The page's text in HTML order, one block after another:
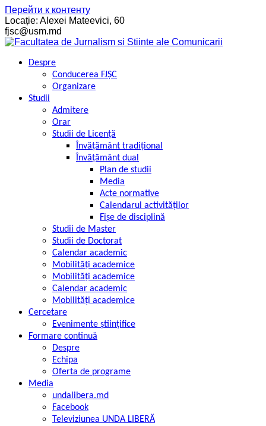
Перейти к контенту
Locație: Alexei Mateevici, 60
fjsc@usm.md
Despre
Conducerea FJȘC
Organizare
Studii
Admitere
Orar
Studii de Licență
Învățământ tradițional
Învățământ dual
Plan de studii
Media
Acte normative
Calendarul activităților
Fișe de disciplină
Studii de Master
Studii de Doctorat
Calendar academic
Mobilități academice
Mobilități academice
Calendar academic
Mobilități academice
Cercetare
Evenimente științifice
Formare continuă
Despre
Echipa
Oferta de programe
Media
undalibera.md
Facebook
Televiziunea UNDA LIBERĂ